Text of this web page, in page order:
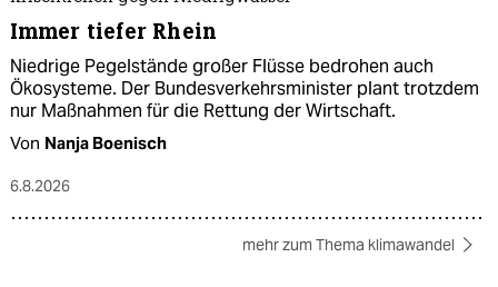
Immer tiefer Rhein
Niedrige Pegelstände großer Flüsse bedrohen auch
Ökosysteme. Der Bundesverkehrsminister plant trotzdem
nur Maßnahmen für die Rettung der Wirtschaft.
Von Nanja Boenisch
6.8.2026
mehr zum Thema klimawandel